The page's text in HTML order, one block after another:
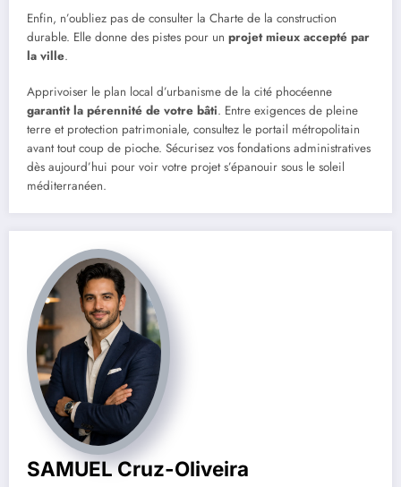
Enfin, n’oubliez pas de consulter la Charte de la construction
durable. Elle donne des pistes pour un projet mieux accepté par
la ville.
Apprivoiser le plan local d’urbanisme de la cité phocéenne
garantit la pérennité de votre bâti. Entre exigences de pleine
terre et protection patrimoniale, consultez le portail métropolitain
avant tout coup de pioche. Sécurisez vos fondations administratives
dès aujourd’hui pour voir votre projet s’épanouir sous le soleil
méditerranéen.
SAMUEL Cruz-Oliveira